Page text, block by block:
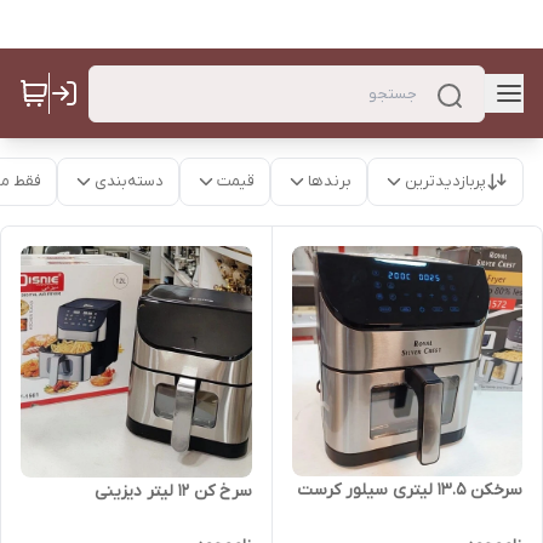
پربازدیدترین برندها قیمت دسته‌بندی فقط
سرخکن 13.5 لیتری سیلور کرست سرخ کن 12 لیتر دیزینی